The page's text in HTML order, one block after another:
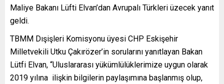
Maliye Bakanı Lüfti Elvan’dan Avrupalı Türkleri üzecek yanıt
geldi.
TBMM Dışişleri Komisyonu üyesi CHP Eskişehir
Milletvekili Utku Çakırözer’in sorularını yanıtlayan Bakan
Lütfi Elvan, “Uluslararası yükümlülüklerimize uygun olarak
2019 yılına ilişkin bilgilerin paylaşımına başlanmış olup,